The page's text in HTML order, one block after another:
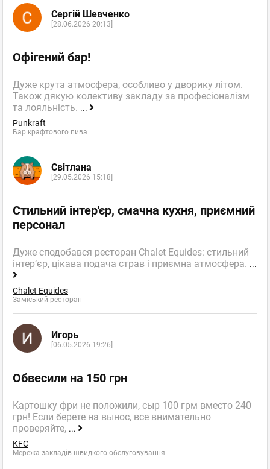
Сергій Шевченко
[28.06.2026 20:13]
Офігений бар!
Дуже крута атмосфера, особливо у дворику літом.
Також дякую колективу закладу за професіоналізм
та лояльність. ...
Punkraft
Бар крафтового пива
Світлана
[29.05.2026 15:18]
Стильний інтер'єр, смачна кухня, приємний
персонал
Дуже сподобався ресторан Chalet Equides: стильний
інтер’єр, цікава подача страв і приємна атмосфера. ...
Chalet Equides
Заміський ресторан
Игорь
[06.05.2026 19:26]
Обвесили на 150 грн
Картошку фри не положили, сыр 100 грм вместо 240
грн! Если берете на вынос, все внимательно
проверяйте, ...
KFC
Мережа закладів швидкого обслуговування